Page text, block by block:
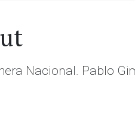
Nacional. Pablo